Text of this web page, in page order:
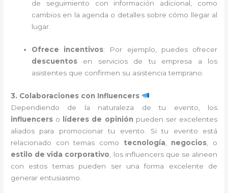
de seguimiento con información adicional, como
cambios en la agenda o detalles sobre cómo llegar al
lugar.
Ofrece incentivos: Por ejemplo, puedes ofrecer
descuentos en servicios de tu empresa a los
asistentes que confirmen su asistencia temprano.
3. Colaboraciones con Influencers
Dependiendo de la naturaleza de tu evento, los
influencers o líderes de opinión pueden ser excelentes
aliados para promocionar tu evento. Si tu evento está
relacionado con temas como tecnología negocios , o
estilo de vida corporativo , los influencers que se alineen
con estos temas pueden ser una forma excelente de
generar entusiasmo.